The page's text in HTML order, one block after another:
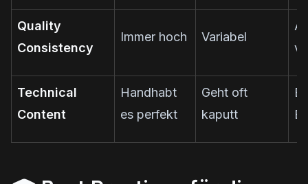
Quality
Consistency
Immer hoch Variabel
Technical
Content
Handhabt
es perfekt
Geht oft
kaputt